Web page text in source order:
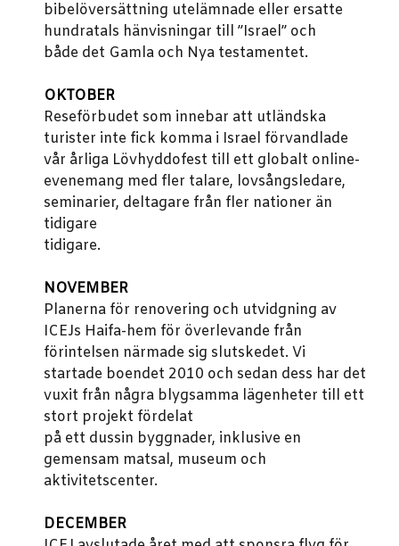
bibelöversättning utelämnade eller ersatte
hundratals hänvisningar till ”Israel” och
både det Gamla och Nya testamentet.
OKTOBER
Reseförbudet som innebar att utländska
turister inte fick komma i Israel förvandlade
vår årliga Lövhyddofest till ett globalt online-
evenemang med fler talare, lovsångsledare,
seminarier, deltagare från fler nationer än
tidigare
tidigare.
NOVEMBER
Planerna för renovering och utvidgning av
ICEJs Haifa-hem för överlevande från
förintelsen närmade sig slutskedet. Vi
startade boendet 2010 och sedan dess har det
vuxit från några blygsamma lägenheter till ett
stort projekt fördelat
på ett dussin byggnader, inklusive en
gemensam matsal, museum och
aktivitetscenter.
DECEMBER